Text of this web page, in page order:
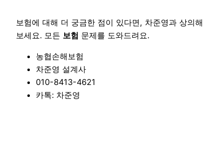
보험에 대해 더 궁금한 점이 있다면, 차준영과 상의해
보세요. 모든 보험 문제를 도와드려요.
농협손해보험
차준영 설계사
010-8413-4621
카톡: 차준영